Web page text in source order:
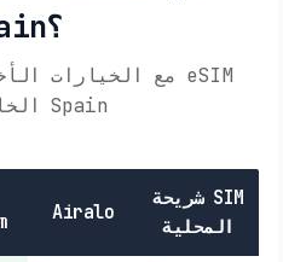
Spain؟
الخاص بك في Spain
Airalo
شريحة SIM
المحلية